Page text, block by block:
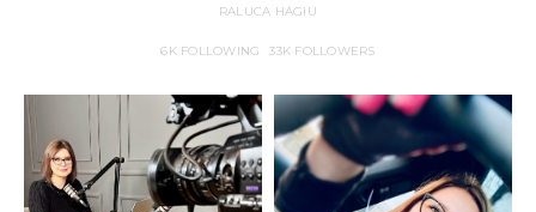
RALUCA HAGIU
6KFOLLOWING 33K FOLLOWERS